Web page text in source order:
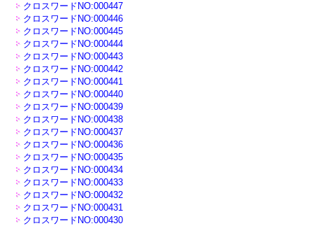
クロスワードNO:000447
クロスワードNO:000446
クロスワードNO:000445
クロスワードNO:000444
クロスワードNO:000443
クロスワードNO:000442
クロスワードNO:000441
クロスワードNO:000440
クロスワードNO:000439
クロスワードNO:000438
クロスワードNO:000437
クロスワードNO:000436
クロスワードNO:000435
クロスワードNO:000434
クロスワードNO:000433
クロスワードNO:000432
クロスワードNO:000431
クロスワードNO:000430